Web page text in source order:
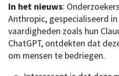
In het nieuws:
Anthropic, gespecialiseerd
vaardigheden zoals hun
ChatGPT, ontdekten dat
om mensen te bedriegen.